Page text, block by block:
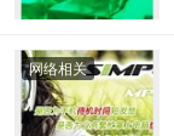
网络相关